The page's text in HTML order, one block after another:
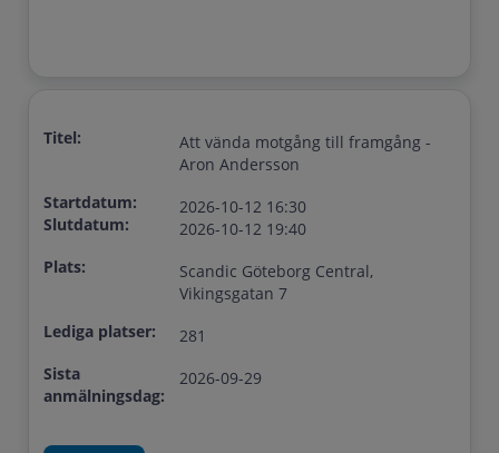
Titel:
Att vända motgång till framgång -
Aron Andersson
Startdatum:
Slutdatum:
2026-10-12 16:30
2026-10-12 19:40
Plats:
Scandic Göteborg Central,
Vikingsgatan 7
Lediga platser:
281
Sista
anmälningsdag:
2026-09-29